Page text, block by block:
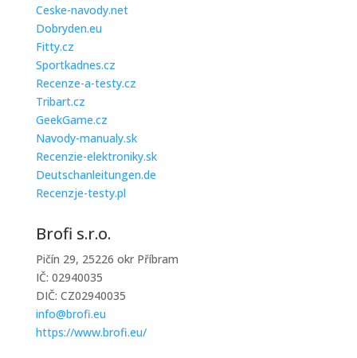
Ceske-navody.net
Dobryden.eu
Fitty.cz
Sportkadnes.cz
Recenze-a-testy.cz
Tribart.cz
GeekGame.cz
Navody-manualy.sk
Recenzie-elektroniky.sk
Deutschanleitungen.de
Recenzje-testy.pl
Brofi s.r.o.
Pičín 29, 25226 okr Příbram
IČ: 02940035
DIČ: CZ02940035
info@brofi.eu
https://www.brofi.eu/